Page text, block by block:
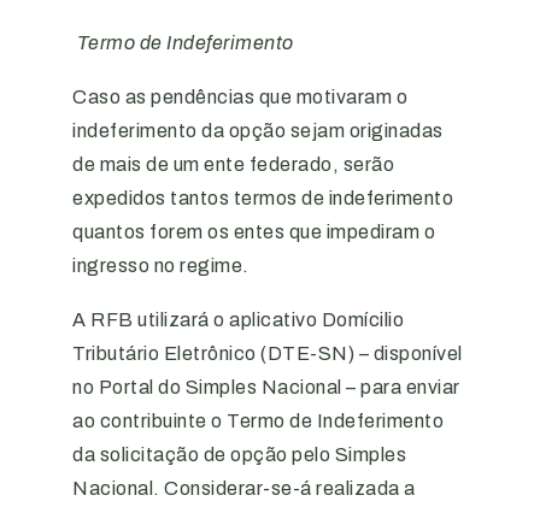
Termo de Indeferimento
Caso as pendências que motivaram o
indeferimento da opção sejam originadas
de mais de um ente federado, serão
expedidos tantos termos de indeferimento
quantos forem os entes que impediram o
ingresso no regime.
A RFB utilizará o aplicativo Domícilio
Tributário Eletrônico (DTE-SN) – disponível
no Portal do Simples Nacional – para enviar
ao contribuinte o Termo de Indeferimento
da solicitação de opção pelo Simples
Nacional. Considerar-se-á realizada a